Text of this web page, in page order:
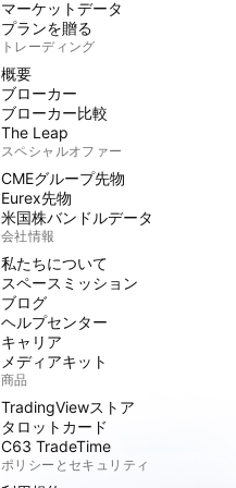
マーケットデータ
プランを贈る
トレーディング
概要
ブローカー
ブローカー比較
The Leap
スペシャルオファー
CMEグループ先物
Eurex先物
米国株バンドルデータ
会社情報
私たちについて
スペースミッション
ブログ
ヘルプセンター
キャリア
メディアキット
商品
TradingViewストア
タロットカード
C63 TradeTime
ポリシーとセキュリティ